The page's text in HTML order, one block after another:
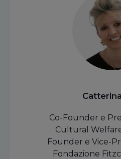
Co-Founder e
Cultural
Founder e Vice-
Fondazione